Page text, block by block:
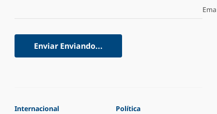
Enviar Enviando...
Internacional Política